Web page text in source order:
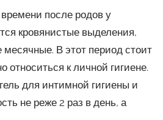
времени после родов у
кровянистые выделения,
В этот период стоит
относиться к личной гигиене.
для интимной гигиены и
не реже 2 раз в день, а